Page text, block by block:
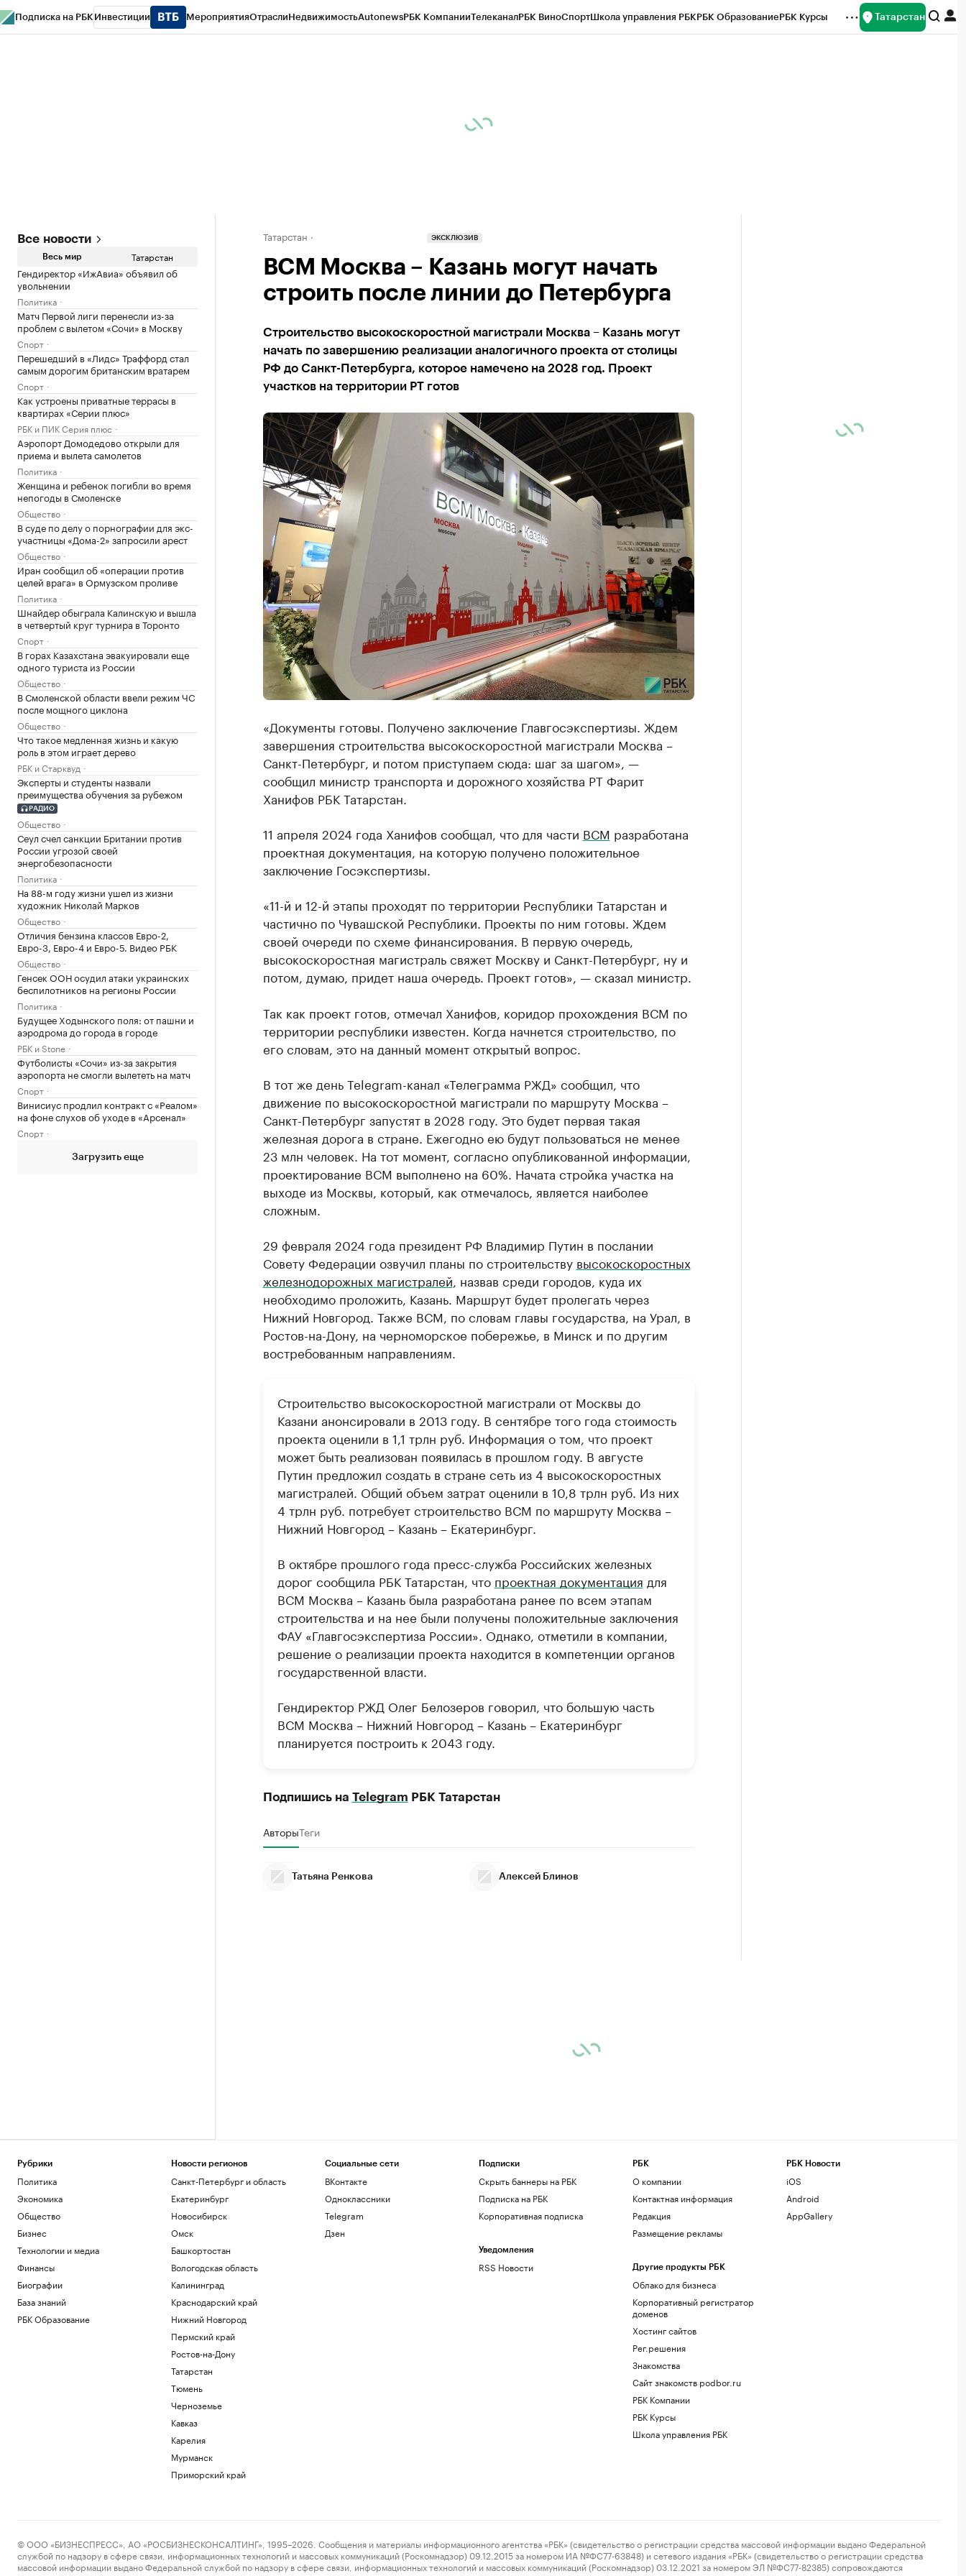
Подписка на РБК Инвестиции МероприятияОтраслиНедвижимостьAutonewsРБК КомпанииТелеканалРБК ВиноСпортШкола управления РБКРБК ОбразованиеРБК Курсы Татарстан
Все новости
Весь мир Татарстан
Гендиректор «ИжАвиа» объявил об
увольнении
Политика
Матч Первой лиги перенесли из-за
проблем с вылетом «Сочи» в Москву
Спорт
Перешедший в «Лидс» Траффорд стал
самым дорогим британским вратарем
Спорт
Как устроены приватные террасы в
квартирах «Серии плюс»
РБК и ПИК Серия плюс
Аэропорт Домодедово открыли для
приема и вылета самолетов
Политика
Женщина и ребенок погибли во время
непогоды в Смоленске
Общество
В суде по делу о порнографии для экс-
участницы «Дома-2» запросили арест
Общество
Иран сообщил об «операции против
целей врага» в Ормузском проливе
Политика
Шнайдер обыграла Калинскую и вышла
в четвертый круг турнира в Торонто
Спорт
В горах Казахстана эвакуировали еще
одного туриста из России
Общество
В Смоленской области ввели режим ЧС
после мощного циклона
Общество
Что такое медленная жизнь и какую
роль в этом играет дерево
РБК и Старквуд
Эксперты и студенты назвали
преимущества обучения за рубежом
РАДИО
Общество
Сеул счел санкции Британии против
России угрозой своей
энергобезопасности
Политика
На 88-м году жизни ушел из жизни
художник Николай Марков
Общество
Отличия бензина классов Евро-2,
Евро-3, Евро-4 и Евро-5. Видео РБК
Общество
Генсек ООН осудил атаки украинских
беспилотников на регионы России
Политика
Будущее Ходынского поля: от пашни и
аэродрома до города в городе
РБК и Stone
Футболисты «Сочи» из-за закрытия
аэропорта не смогли вылететь на матч
Спорт
Винисиус продлил контракт с «Реалом»
на фоне слухов об уходе в «Арсенал»
Спорт
Загрузить еще
Татарстан ЭКСКЛЮЗИВ
ВСМ Москва – Казань могут начать
строить после линии до Петербурга
Строительство высокоскоростной магистрали Москва – Казань могут
начать по завершению реализации аналогичного проекта от столицы
РФ до Санкт-Петербурга, которое намечено на 2028 год. Проект
участков на территории РТ готов
«Документы готовы. Получено заключение Главгосэкспертизы. Ждем
завершения строительства высокоскоростной магистрали Москва –
Санкт-Петербург, и потом приступаем сюда: шаг за шагом», —
сообщил министр транспорта и дорожного хозяйства РТ Фарит
Ханифов РБК Татарстан.
11 апреля 2024 года Ханифов сообщал, что для части ВСМ разработана
проектная документация, на которую получено положительное
заключение Госэкспертизы.
«11-й и 12-й этапы проходят по территории Республики Татарстан и
частично по Чувашской Республики. Проекты по ним готовы. Ждем
своей очереди по схеме финансирования. В первую очередь,
высокоскоростная магистраль свяжет Москву и Санкт-Петербург, ну и
потом, думаю, придет наша очередь. Проект готов», — сказал министр.
Так как проект готов, отмечал Ханифов, коридор прохождения ВСМ по
территории республики известен. Когда начнется строительство, по
его словам, это на данный момент открытый вопрос.
В тот же день Telegram-канал «Телеграмма РЖД» сообщил, что
движение по высокоскоростной магистрали по маршруту Москва –
Санкт-Петербург запустят в 2028 году. Это будет первая такая
железная дорога в стране. Ежегодно ею будут пользоваться не менее
23 млн человек. На тот момент, согласно опубликованной информации,
проектирование ВСМ выполнено на 60%. Начата стройка участка на
выходе из Москвы, который, как отмечалось, является наиболее
сложным.
29 февраля 2024 года президент РФ Владимир Путин в послании
Совету Федерации озвучил планы по строительству высокоскоростных
железнодорожных магистралей , назвав среди городов, куда их
необходимо проложить, Казань. Маршрут будет пролегать через
Нижний Новгород. Также ВСМ, по словам главы государства, на Урал, в
Ростов-на-Дону, на черноморское побережье, в Минск и по другим
востребованным направлениям.
Строительство высокоскоростной магистрали от Москвы до
Казани анонсировали в 2013 году. В сентябре того года стоимость
проекта оценили в 1,1 трлн руб. Информация о том, что проект
может быть реализован появилась в прошлом году. В августе
Путин предложил создать в стране сеть из 4 высокоскоростных
магистралей. Общий объем затрат оценили в 10,8 трлн руб. Из них
4 трлн руб. потребует строительство ВСМ по маршруту Москва –
Нижний Новгород – Казань – Екатеринбург.
В октябре прошлого года пресс-служба Российских железных
дорог сообщила РБК Татарстан, что проектная документация для
ВСМ Москва – Казань была разработана ранее по всем этапам
строительства и на нее были получены положительные заключения
ФАУ «Главгосэкспертиза России». Однако, отметили в компании,
решение о реализации проекта находится в компетенции органов
государственной власти.
Гендиректор РЖД Олег Белозеров говорил, что большую часть
ВСМ Москва – Нижний Новгород – Казань – Екатеринбург
планируется построить к 2043 году.
Подпишись на Telegram РБК Татарстан
АвторыТеги
Татьяна Ренкова Алексей Блинов
Рубрики
Политика
Экономика
Общество
Бизнес
Технологии и медиа
Финансы
Биографии
База знаний
РБК Образование
Новости регионов
Санкт-Петербург и область
Екатеринбург
Новосибирск
Омск
Башкортостан
Вологодская область
Калининград
Краснодарский край
Нижний Новгород
Пермский край
Ростов-на-Дону
Татарстан
Тюмень
Черноземье
Кавказ
Карелия
Мурманск
Приморский край
Социальные сети
ВКонтакте
Одноклассники
Telegram
Дзен
Подписки
Скрыть баннеры на РБК
Подписка на РБК
Корпоративная подписка
Уведомления
RSS Новости
РБК
О компании
Контактная информация
Редакция
Размещение рекламы
Другие продукты РБК
Облако для бизнеса
Корпоративный регистратор
доменов
Хостинг сайтов
Рег.решения
Знакомства
Сайт знакомств podbor.ru
РБК Компании
РБК Курсы
Школа управления РБК
РБК Новости
iOS
Android
AppGallery
© ООО «БИЗНЕСПРЕСС», АО «РОСБИЗНЕСКОНСАЛТИНГ», 1995–2026. Сообщения и материалы информационного агентства «РБК» (свидетельство о регистрации средства массовой информации выдано Федеральной
службой по надзору в сфере связи, информационных технологий и массовых коммуникаций (Роскомнадзор) 09.12.2015 за номером ИА №ФС77-63848) и сетевого издания «РБК» (свидетельство о регистрации средства
массовой информации выдано Федеральной службой по надзору в сфере связи, информационных технологий и массовых коммуникаций (Роскомнадзор) 03.12.2021 за номером ЭЛ №ФС77-82385) сопровождаются